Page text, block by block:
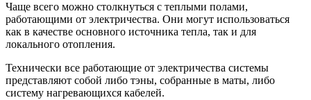
Чаще всего можно столкнуться с теплыми полами,
работающими от электричества. Они могут использоваться
как в качестве основного источника тепла, так и для
локального отопления.
Технически все работающие от электричества системы
представляют собой либо тэны, собранные в маты, либо
систему нагревающихся кабелей.